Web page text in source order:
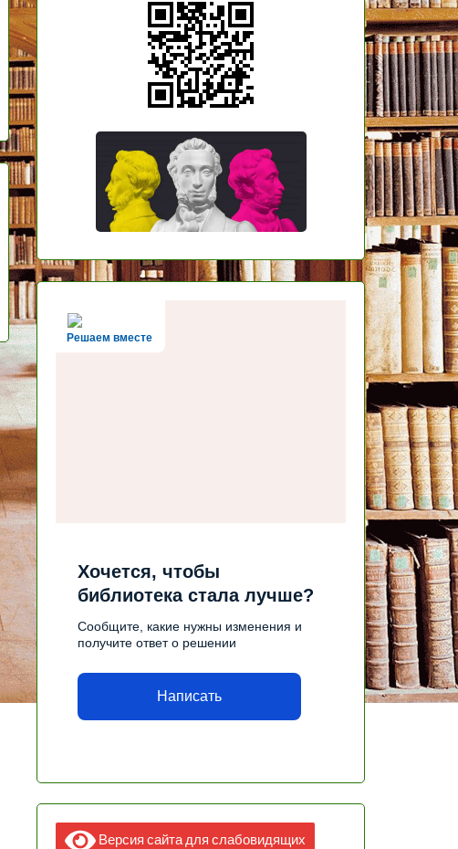
Решаем вместе
Хочется, чтобы
библиотека стала лучше?
Сообщите, какие нужны изменения и
получите ответ о решении
Написать
Версия сайта для слабовидящих